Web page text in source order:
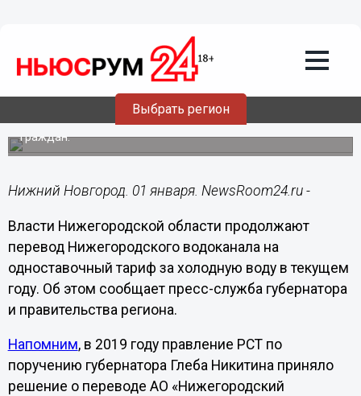
Выбрать регион
01.01.202214:12
Нижегородская область переходит на
одноставочный тариф на ХВС
Это позволит обеспечить баланс интересов бизнеса и
граждан.
Нижний Новгород. 01 января. NewsRoom24.ru -
Власти Нижегородской области продолжают
перевод Нижегородского водоканала на
одноставочный тариф за холодную воду в текущем
году. Об этом сообщает пресс-служба губернатора
и правительства региона.
Напомним, в 2019 году правление РСТ по
поручению губернатора Глеба Никитина приняло
решение о переводе АО «Нижегородский